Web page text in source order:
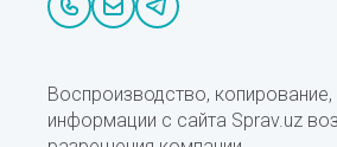
Воспроизводство,
информации с сайта Sprav.uz